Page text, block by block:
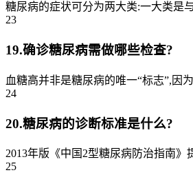
糖尿病的症状可分为两大类:一大类是
23
19.确诊糖尿病需做哪些检查?
血糖高并非是糖尿病的唯一“标志”,因
24
20.糖尿病的诊断标准是什么?
2013年版《中国2型糖尿病防治指南
25